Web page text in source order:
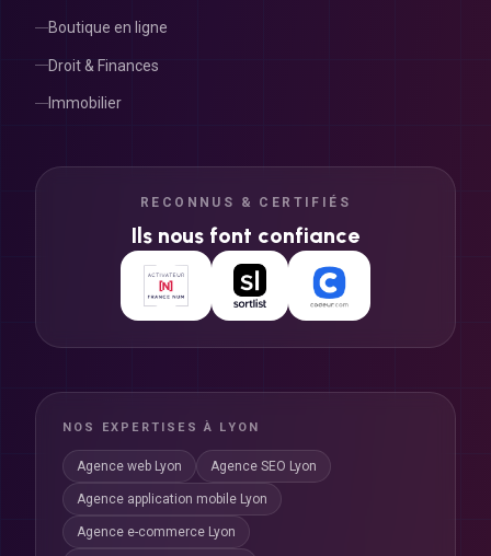
Boutique en ligne
Droit & Finances
Immobilier
RECONNUS & CERTIFIÉS
Ils nous font confiance
NOS EXPERTISES À LYON
Agence web Lyon Agence SEO Lyon
Agence application mobile Lyon
Agence e-commerce Lyon